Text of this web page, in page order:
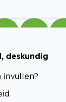
deskundig